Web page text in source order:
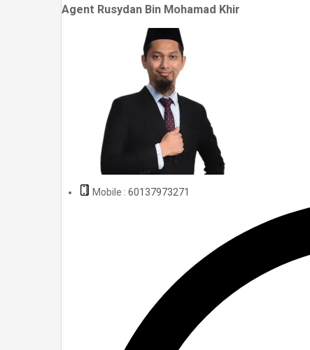
Agent Rusydan Bin Mohamad Khir
Mobile : 60137973271